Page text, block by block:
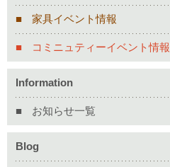
家具イベント情報
コミニュティーイベント情報
Information
お知らせ一覧
Blog